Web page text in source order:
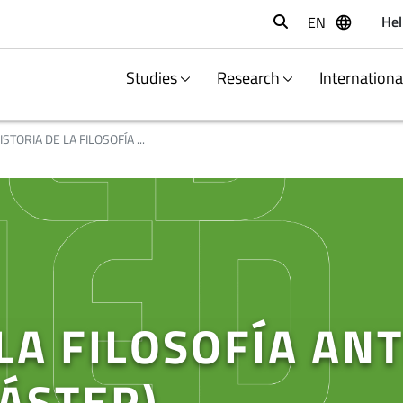
Buscar
EN
Studies Research
DE LA FILOSOFÍA ...
FILOSOFÍA